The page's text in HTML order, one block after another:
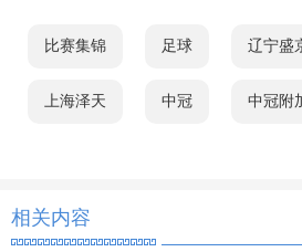
比赛集锦 足球 辽宁盛
上海泽天 中冠 中冠附
相关内容